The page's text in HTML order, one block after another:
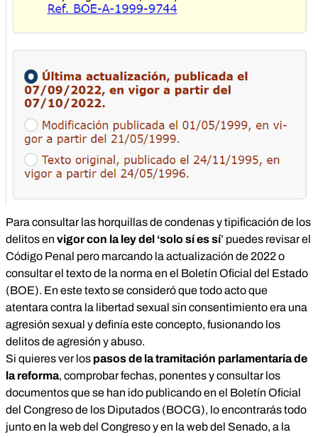
Para consultar las horquillas de condenas y tipificación de los
delitos en vigor con la ley del ‘solo sí es sí’ puedes revisar el
Código Penal pero marcando la actualización de 2022 o
consultarel texto de la norma en el Boletín Oficial del Estado
(BOE). En este texto se consideró que todo acto que
atentara contra la libertad sexual sin consentimiento era una
agresión sexual y definía este concepto, fusionando los
delitos de agresión y abuso.
Si quieres ver los pasos de la tramitación parlamentaria de
la reforma, comprobar fechas, ponentes y consultar los
documentos que se han ido publicando en el Boletín Oficial
del Congreso de los Diputados (BOCG), lo encontrarás todo
junto en la web del Congresoy en la web del Senado, a la